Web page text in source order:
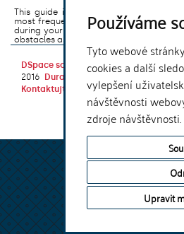
Používáme
Tyto webové
cookies a další
vylepšení
návštěvnosti
zdroje návštěvnosti.
Upravit
This guide introduces the e-learning
most frequently at Charles University
during your studies. It will also help you
obstacles associated ...
DSpace softwarecopyright © 2002-
2016
DuraSpace
Kontaktujte nás |Vyjádření názoru